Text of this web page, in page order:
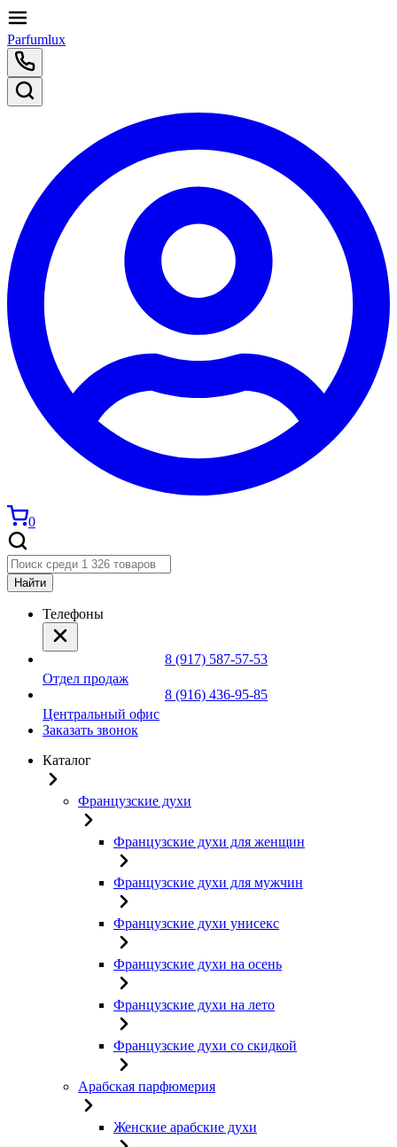
Parfumlux
0
Найти
Телефоны
8 (917) 587-57-53
Отдел продаж
8 (916) 436-95-85
Центральный офис
Заказать звонок
Каталог
Французские духи
Французские духи для женщин
Французские духи для мужчин
Французские духи унисекс
Французские духи на осень
Французские духи на лето
Французские духи со скидкой
Арабская парфюмерия
Женские арабские духи